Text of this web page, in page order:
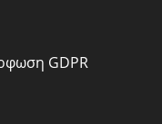
GDPR